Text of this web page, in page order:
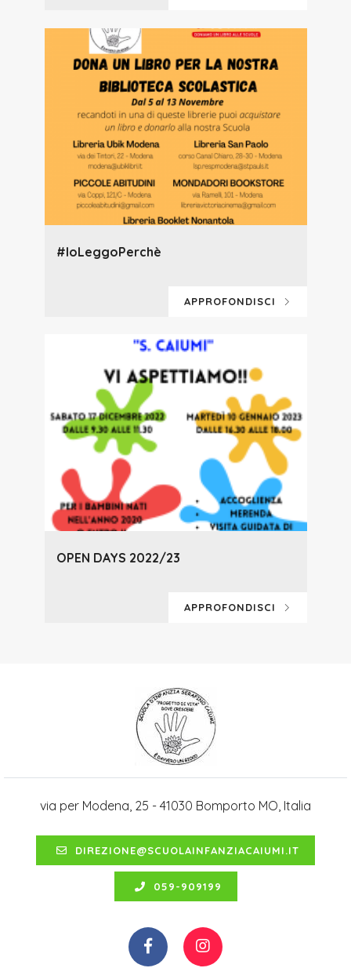
#IoLeggoPerchè
APPROFONDISCI
OPEN DAYS 2022/23
APPROFONDISCI
via per Modena, 25 - 41030 Bomporto MO, Italia
DIREZIONE@SCUOLAINFANZIACAIUMI.IT
059-909199